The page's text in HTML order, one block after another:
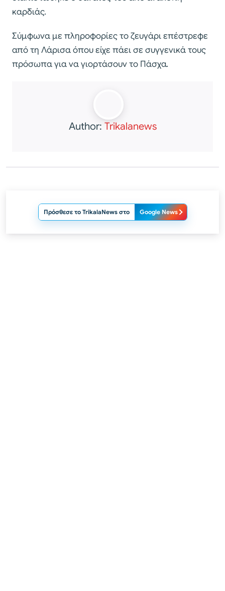
καρδιάς.
Σύμφωνα με πληροφορίες το ζευγάρι επέστρεφε
από τη Λάρισα όπου είχε πάει σε συγγενικά τους
πρόσωπα για να γιορτάσουν το Πάσχα.
Author: Trikalanews
Πρόσθεσε το TrikalaNews στο Google News